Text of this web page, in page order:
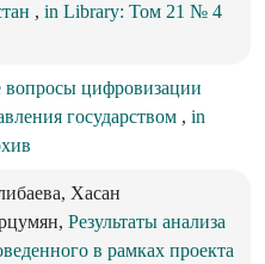
, in Library: Том 21 № 4
вопросы цифровизации
государством , in
Хасан
Результаты анализа
в рамках проекта